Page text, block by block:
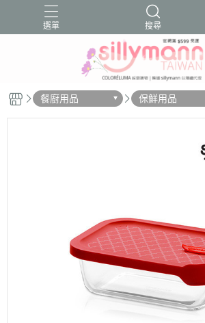
選單 搜尋
Sillymann鉑金矽膠 好物分享 好物推薦
文章推薦
餐廚用品 保鮮用品